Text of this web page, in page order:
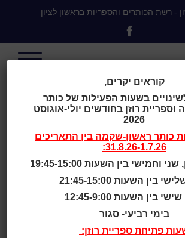
- רשת הכותרים והספריות בראשון לציון
ראשון
2.11.25 כותר
אלון
קוראים יקרים,
בשעות הפעילות של כותר
רוזן בחודשים יולי-אוגוסט
2026
כותר ראשון-שקמה בין התאריכים
31.8.26-1.7.26:
וחמישי בין השעות 19:45-15:00
בין השעות 21:45-15:00
בין השעות 12:45-9:00
בימי רביעי- סגור
פתיחת ספריית רוזן: